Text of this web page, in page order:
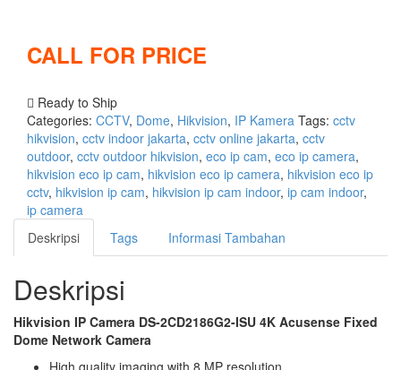
CALL FOR PRICE
Ready to Ship
Categories: CCTV, Dome, Hikvision, IP Kamera Tags: cctv
hikvision, cctv indoor jakarta, cctv online jakarta, cctv
outdoor, cctv outdoor hikvision, eco ip cam, eco ip camera,
hikvision eco ip cam, hikvision eco ip camera, hikvision eco ip
cctv, hikvision ip cam, hikvision ip cam indoor, ip cam indoor,
ip camera
Deskripsi
Tags Informasi Tambahan
Deskripsi
Hikvision IP Camera DS-2CD2186G2-ISU 4K Acusense Fixed
Dome Network Camera